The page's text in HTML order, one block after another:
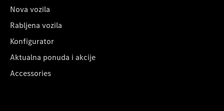
Nova vozila
Rabljena vozila
Konfigurator
Aktualna ponuda i akcije
Accessories